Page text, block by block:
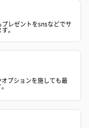
レゼントをsnsなどでサ
。
プションを施しても最